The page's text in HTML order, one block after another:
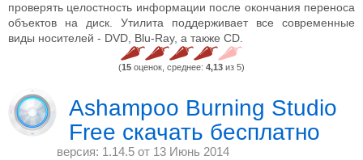
проверять целостность информации после окончания переноса
объектов на диск. Утилита поддерживает все современные
виды носителей - DVD, Blu-Ray, а также CD.
(15 оценок, среднее: 4,13 из 5)
Ashampoo Burning Studio
Free скачать бесплатно
версия: 1.14.5 от 13 Июнь 2014